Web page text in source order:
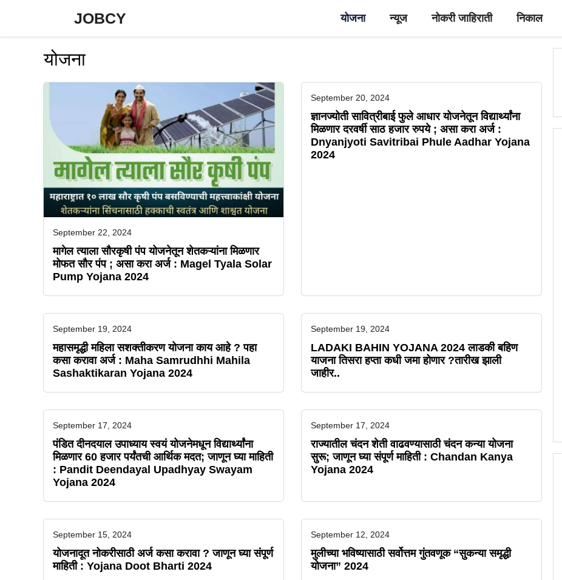
JOBCY योजना न्यूज नोकरी जाहिराती निकाल
योजना
September 22, 2024
मागेल त्याला सौरकृषी पंप योजनेतून शेतकऱ्यांना मिळणार
मोफत सौर पंप ; असा करा अर्ज : Magel Tyala Solar
Pump Yojana 2024
September 20, 2024
ज्ञानज्योती सावित्रीबाई फुले आधार योजनेतून विद्यार्थ्यांना
मिळणार दरवर्षी साठ हजार रुपये ; असा करा अर्ज :
Dnyanjyoti Savitribai Phule Aadhar Yojana
2024
September 19, 2024
महासमृद्धी महिला सशक्तीकरण योजना काय आहे ? पहा
कसा करावा अर्ज : Maha Samrudhhi Mahila
Sashaktikaran Yojana 2024
September 19, 2024
LADAKI BAHIN YOJANA 2024 लाडकी बहिण
याजना तिसरा हप्ता कधी जमा होणार ?तारीख झाली
जाहीर..
September 17, 2024
पंडित दीनदयाल उपाध्याय स्वयं योजनेमधून विद्यार्थ्यांना
मिळणार 60 हजार पर्यंतची आर्थिक मदत; जाणून घ्या माहिती
: Pandit Deendayal Upadhyay Swayam
Yojana 2024
September 17, 2024
राज्यातील चंदन शेती वाढवण्यासाठी चंदन कन्या योजना
सुरू; जाणून घ्या संपूर्ण माहिती : Chandan Kanya
Yojana 2024
September 15, 2024
योजनादूत नोकरीसाठी अर्ज कसा करावा ? जाणून घ्या संपूर्ण
माहिती : Yojana Doot Bharti 2024
September 12, 2024
मुलीच्या भविष्यासाठी सर्वोत्तम गुंतवणूक “सुकन्या समृद्धी
योजना” 2024